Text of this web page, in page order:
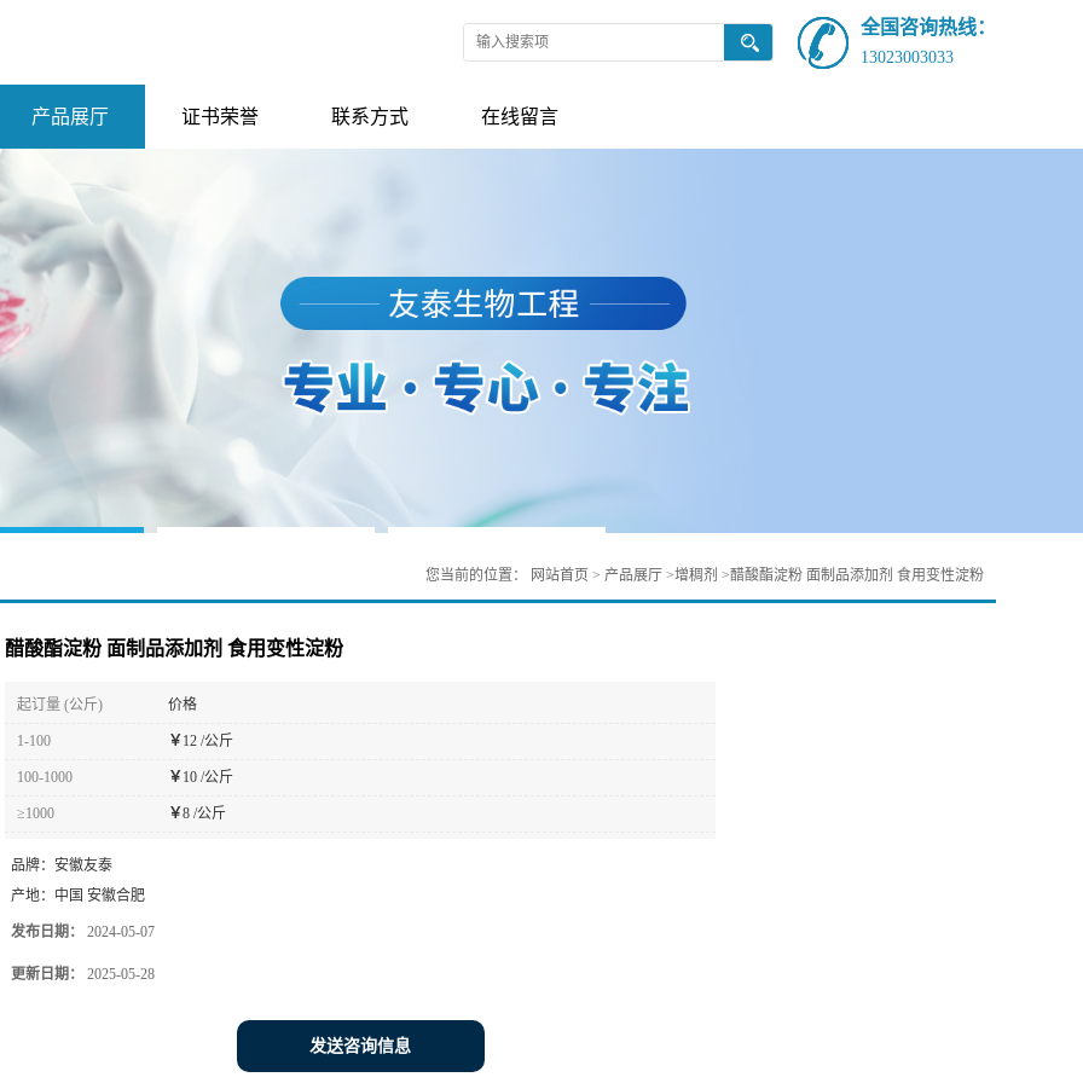
全国咨询热线：
13023003033
产品展厅 证书荣誉 联系方式 在线留言
您当前的位置： 网站首页 > 产品展厅 >增稠剂 >醋酸酯淀粉 面制品添加剂 食用变性淀粉
醋酸酯淀粉 面制品添加剂 食用变性淀粉
起订量 (公斤) 价格
1-100 ￥12 /公斤
100-1000 ￥10 /公斤
≥1000 ￥8 /公斤
品牌： 安徽友泰
产地： 中国 安徽合肥
发布日期： 2024-05-07
更新日期： 2025-05-28
发送咨询信息